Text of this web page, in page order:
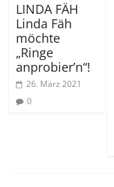
LINDA FÄH
Linda Fäh
möchte
„Ringe
anprobier’n“!
26. März 2021
0